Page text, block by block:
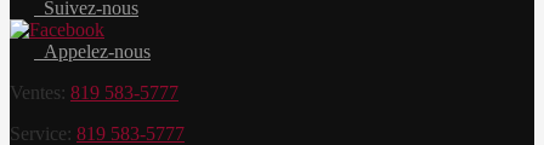
Suivez-nous
Appelez-nous
Ventes: 819 583-5777
Service: 819 583-5777